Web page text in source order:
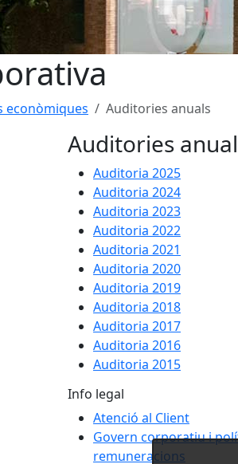
econòmiques Auditories anuals
Auditories
Auditoria 2025
Auditoria 2024
Auditoria 2023
Auditoria 2022
Auditoria 2021
Auditoria 2020
Auditoria 2019
Auditoria 2018
Auditoria 2017
Auditoria 2016
Auditoria 2015
Info legal
Atenció al Client
Govern corporatiu i
remuneracions